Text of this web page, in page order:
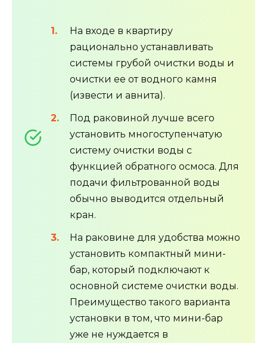
На входе в квартиру
рационально устанавливать
системы грубой очистки воды и
очистки ее от водного камня
(извести и авнита).
Под раковиной лучше всего
установить многоступенчатую
систему очистки воды с
функцией обратного осмоса. Для
подачи фильтрованной воды
обычно выводится отдельный
кран.
На раковине для удобства можно
установить компактный мини-
бар, который подключают к
основной системе очистки воды.
Преимущество такого варианта
установки в том, что мини-бар
уже не нуждается в